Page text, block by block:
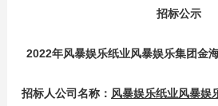
招标公示
2022年风暴娱乐纸业风暴娱乐集团金
招标人公司名称： 风暴娱乐纸业风暴娱